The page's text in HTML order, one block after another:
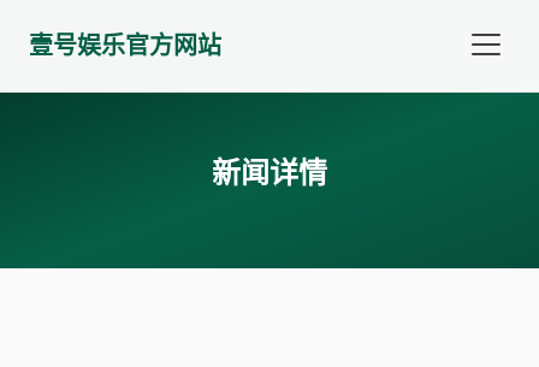
壹号娱乐官方网站
新闻详情